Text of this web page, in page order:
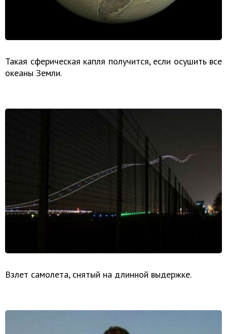
Такая сферическая капля получится, если осушить все
океаны Земли.
Взлет самолета, снятый на длинной выдержке.